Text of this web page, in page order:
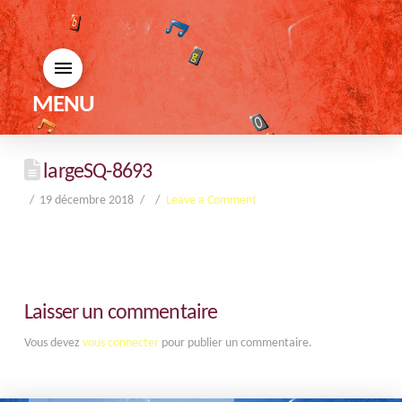
MENU
largeSQ-8693
19 décembre 2018 Leave a Comment
Laisser un commentaire
Vous devez vous connecterpour publier un commentaire.